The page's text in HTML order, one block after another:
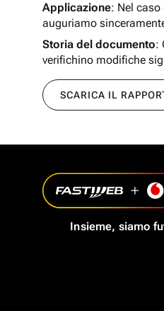
Applicazione: Nel
auguriamo
Storia del documento:
verifichino modifiche
SCARICA IL
Insieme, siamo